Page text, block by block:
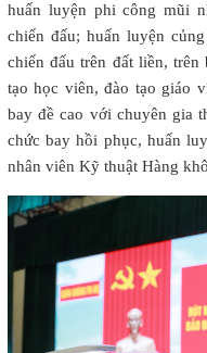
huấn luyện phi công mũi
chiến đấu; huấn luyện
chiến đấu trên đất liền, trên
tạo học viên, đào tạo giáo
bay đề cao với chuyên gia
chức bay hồi phục, huấn
nhân viên Kỹ thuật Hàng